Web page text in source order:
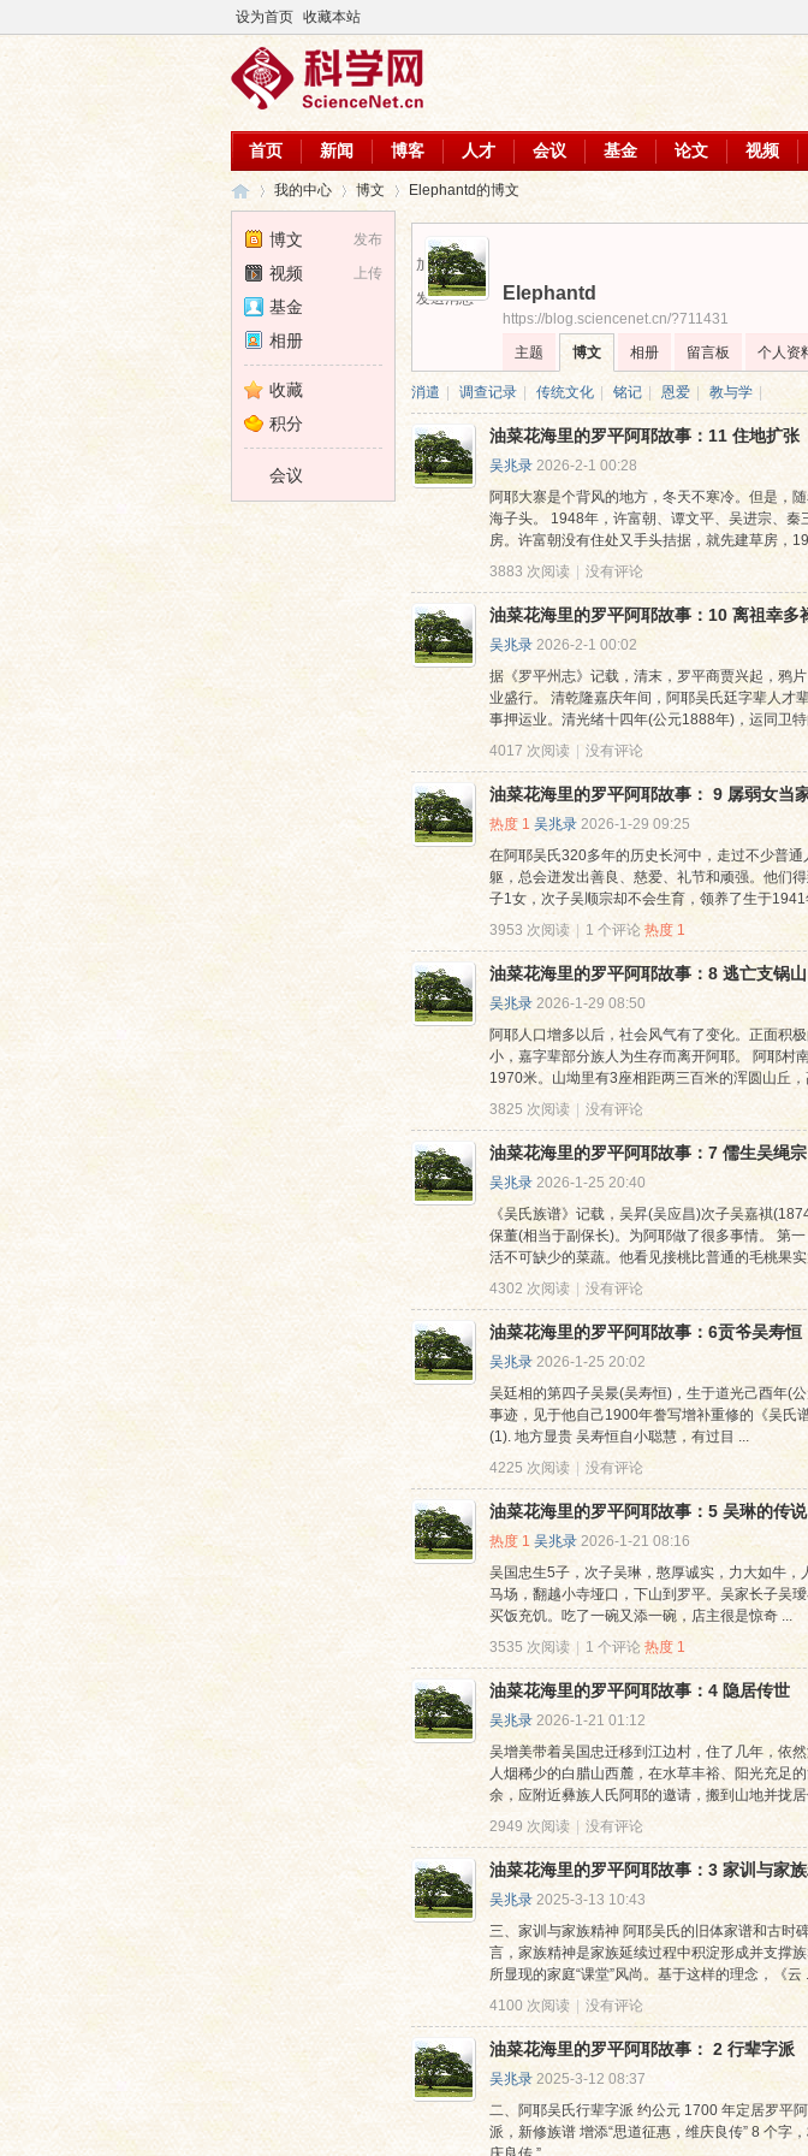
设为首页 收藏本站
首页 新闻 博客 人才 会议 基金 论文 视频
学
›
我的中心 博文 Elephantd的博文
加为好友
发送消息
Elephantd
https://blog.sciencenet.cn/?711431
主题
博文 相册 留言板 个人资
消遣 调查记录 传统文化 铭记 恩爱 教与学
油菜花海里的罗平阿耶故事：11 住地扩张
吴兆录 2026-2-1 00:28
阿耶大寨是个背风的地方，冬天不寒冷。但是，
海子头。 1948年，许富朝、谭文平、吴进宗、
房。许富朝没有住处又手头拮据，就先建草房，
3883 次阅读
没有评论
油菜花海里的罗平阿耶故事：10 离祖幸多
吴兆录 2026-2-1 00:02
据《罗平州志》记载，清末，罗平商贾兴起，鸦
业盛行。 清乾隆嘉庆年间，阿耶吴氏廷字辈人才
事押运业。清光绪十四年(公元1888年)，运同卫
4017 次阅读
没有评论
油菜花海里的罗平阿耶故事： 9 孱弱女当
热度 1 吴兆录 2026-1-29 09:25
在阿耶吴氏320多年的历史长河中，走过不少普
躯，总会迸发出善良、慈爱、礼节和顽强。他们
子1女，次子吴顺宗却不会生育，领养了生于1941
3953 次阅读
1 个评论 热度 1
油菜花海里的罗平阿耶故事：8 逃亡支锅山
吴兆录 2026-1-29 08:50
阿耶人口增多以后，社会风气有了变化。正面积
小，嘉字辈部分族人为生存而离开阿耶。 阿耶
1970米。山坳里有3座相距两三百米的浑圆山丘
3825 次阅读
没有评论
油菜花海里的罗平阿耶故事：7 儒生吴绳宗
吴兆录 2026-1-25 20:40
《吴氏族谱》记载，吴昇(吴应昌)次子吴嘉褀
保董(相当于副保长)。为阿耶做了很多事情。 第
活不可缺少的菜蔬。他看见接桃比普通的毛桃果
4302 次阅读
没有评论
油菜花海里的罗平阿耶故事：6贡爷吴寿恒
吴兆录 2026-1-25 20:02
吴廷相的第四子吴㫤(吴寿恒)，生于道光己酉年(
事迹，见于他自己1900年誊写增补重修的《吴氏
(1). 地方显贵 吴寿恒自小聪慧，有过目 ...
4225 次阅读
没有评论
油菜花海里的罗平阿耶故事：5 吴琳的传说
热度1 吴兆录 2026-1-21 08:16
吴国忠生5子，次子吴琳，憨厚诚实，力大如牛
马场，翻越小寺垭口，下山到罗平。吴家长子吴
买饭充饥。吃了一碗又添一碗，店主很是惊奇 ...
3535 次阅读
1 个评论 热度 1
油菜花海里的罗平阿耶故事：4 隐居传世
吴兆录 2026-1-21 01:12
吴增美带着吴国忠迁移到江边村，住了几年，依
人烟稀少的白腊山西麓，在水草丰裕、阳光充足
余，应附近彝族人氏阿耶的邀请，搬到山地并拢
2949 次阅读
没有评论
油菜花海里的罗平阿耶故事：3 家训与家
吴兆录 2025-3-13 10:43
三、家训与家族精神 阿耶吴氏的旧体家谱和古时
言，家族精神是家族延续过程中积淀形成并支撑
所显现的家庭“课堂”风尚。基于这样的理念，《云
4100 次阅读
没有评论
油菜花海里的罗平阿耶故事： 2 行辈字派
吴兆录 2025-3-12 08:37
二、阿耶吴氏行辈字派 约公元 1700 年定居罗平
派，新修族谱 增添“思道征惠，维庆良传” 8 个字
发布
博文
上传
视频
基金
相册
收藏
积分
会议